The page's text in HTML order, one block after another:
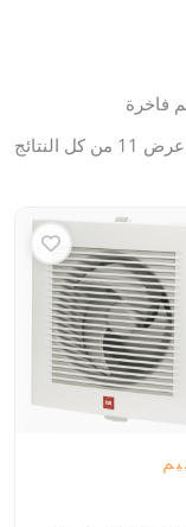
عرض ⁦11⁩ من كل النتائج